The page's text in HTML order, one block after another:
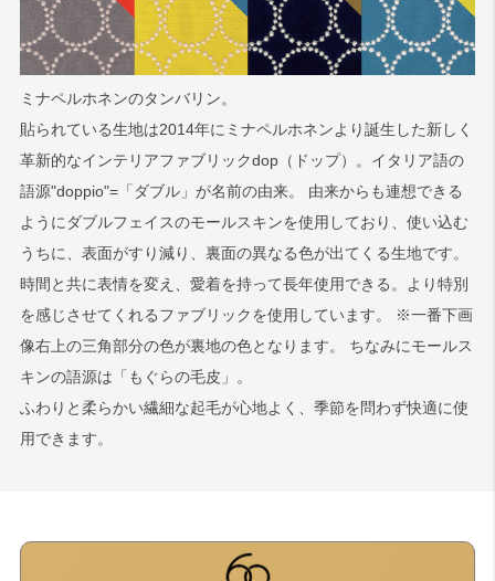
ミナペルホネンのタンバリン。
貼られている生地は2014年にミナペルホネンより誕生した新しく
革新的なインテリアファブリックdop（ドップ）。イタリア語の
語源"doppio"=「ダブル」が名前の由来。 由来からも連想できる
ようにダブルフェイスのモールスキンを使用しており、使い込む
うちに、表面がすり減り、裏面の異なる色が出てくる生地です。
時間と共に表情を変え、愛着を持って長年使用できる。より特別
を感じさせてくれるファブリックを使用しています。 ※一番下画
像右上の三角部分の色が裏地の色となります。 ちなみにモールス
キンの語源は「もぐらの毛皮」。
ふわりと柔らかい繊細な起毛が心地よく、季節を問わず快適に使
用できます。